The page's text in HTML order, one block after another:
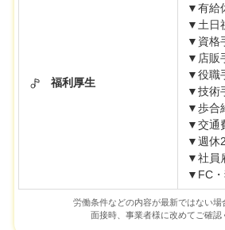
福利厚生
▼有給
▼土日
▼資格
▼店販
▼役職
▼技術
▼歩合
▼交通
▼週休
▼社員
▼FC・
労働条件などの内容が最新ではない場
面接時、事業者様に改めてご確認